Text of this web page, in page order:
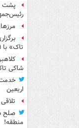
پشت
تاک» با ۲۹۷۹ شاکی
شاکی
اربعین
صلح
منطقه!